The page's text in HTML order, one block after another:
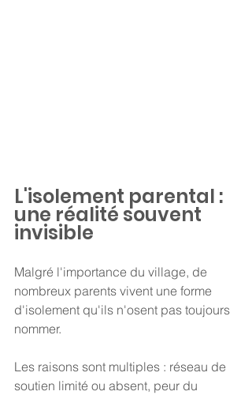
L'isolement parental :
une réalité souvent
invisible
Malgré l'importance du village, de
nombreux parents vivent une forme
d'isolement qu'ils n'osent pas toujours
nommer.
Les raisons sont multiples : réseau de
soutien limité ou absent, peur du